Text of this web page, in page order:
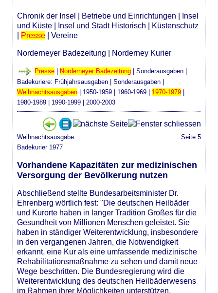
Chronik der Insel Betriebe und Einrichtungen
Insel
und Küste
Insel und Stadt Historisch
Küstenschutz
Presse |Vereine
Norderneyer Badezeitung Norderney Kurier
Presse Norderneyer Badezeitung |Sonderausgaben
Badekuriere: Frühjahrsausgaben |Sonderausgaben |
Weihnachtsausgaben | 1950-1959 | 1960-1969 | 1970-1979 |
1980-1989 | 1990-1999 | 2000-2003
Weihnachtsausgabe
Badekurier 1977
Seite 5
Vorhandene Kapazitäten zur medizinischen
Versorgung der Bevölkerung nutzen
Abschließend stellte Bundesarbeitsminister Dr.
Ehrenberg wörtlich fest: "Die deutschen Heilbäder
und Kurorte haben in langer Tradition Großes für die
Gesundheit von Millionen Menschen geleistet. Sie
haben in ständiger Weiterentwicklung, insbesondere
in den vergangenen Jahren, die Notwendigkeit
erkannt, eine Kur als eine umfassende medizinische
Rehabilitationsmaßnahme zu sehen und damit neue
Wege beschritten. Die Bundesregierung wird die
Weiterentwicklung des deutschen Heilbäderwesens
im Rahmen ihrer Möglichkeiten unterstützen.